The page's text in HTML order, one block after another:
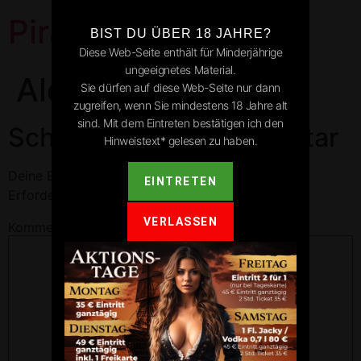
Pirates Park
Aldingen
Schreibe einen Kommentar
Deine E-Mail-Adresse wird nicht veröffentlicht.
BIST DU ÜBER 18 JAHRE?
Diese Web-Seite enthält für Minderjährige
ungeeignetes Material.
Sie dürfen auf diese Web-Seite nur dann
zugreifen, wenn Sie mindestens 18 Jahre alt
sind. Mit dem Eintreten bestätigen ich den
Hinweistext* gelesen zu haben.
EINTRETEN
VERLASSEN